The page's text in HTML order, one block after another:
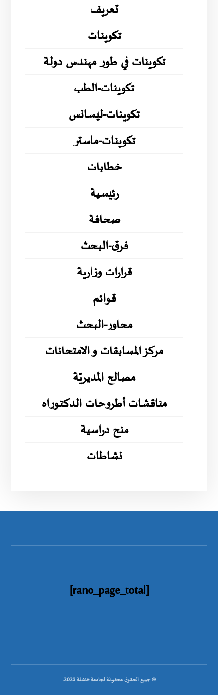
تعريف
تكوينات
تكوينات في طور مهندس دولة
تكوينات-الطب
تكوينات-ليسانس
تكوينات-ماستر
خطابات
رئيسية
صحافة
فرق-البحث
قرارات وزارية
قوائم
محاور-البحث
مركز المسابقات و الامتحانات
مصالح المديريّة
مناقشات أطروحات الدكتوراه
منح دراسية
نشاطات
[rano_page_total]
© جميع الحقوق محفوظة لجامعة خنشلة 2026.